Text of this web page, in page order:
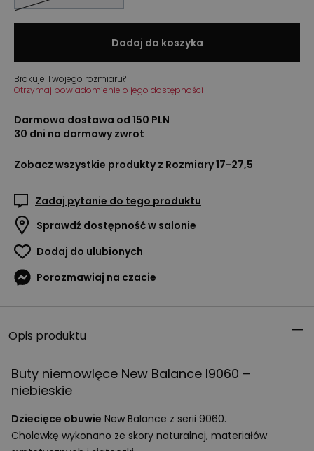
Dodaj do koszyka
Brakuje Twojego rozmiaru?
Otrzymaj powiadomienie o jego dostępności
Darmowa dostawa od 150 PLN
30 dni na darmowy zwrot
Zobacz wszystkie produkty z Rozmiary 17-27,5
Zadaj pytanie do tego produktu
Sprawdź dostępność w salonie
Dodaj do ulubionych
Porozmawiaj na czacie
Opis produktu
Buty niemowlęce New Balance I9060 –
niebieskie
Dziecięce obuwie New Balance z serii 9060.
Cholewkę wykonano ze skory naturalnej, materiałów